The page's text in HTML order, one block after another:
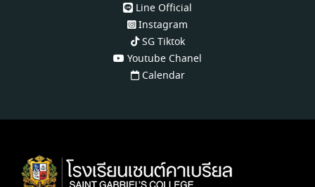
Line Official
Instagram
SG Tiktok
Youtube Chanel
Calendar